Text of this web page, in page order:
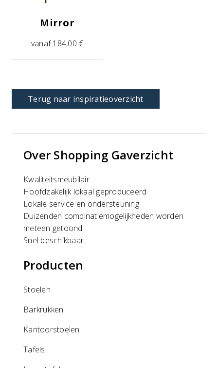
Mirror
vanaf 184,00 €
Terug naar inspiratieoverzicht
Over Shopping Gaverzicht
Kwaliteitsmeubilair
Hoofdzakelijk lokaal geproduceerd
Lokale service en ondersteuning
Duizenden combinatiemogelijkheden worden
meteen getoond
Snel beschikbaar.
Producten
Stoelen
Barkrukken
Kantoorstoelen
Tafels